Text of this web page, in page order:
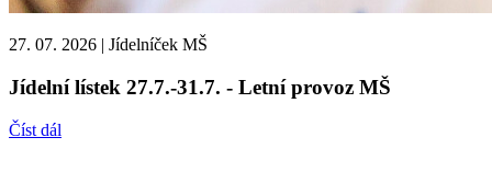
27. 07. 2026 Jídelníček MŠ
Jídelní lístek 27.7.-31.7. - Letní provoz MŠ
Číst dál